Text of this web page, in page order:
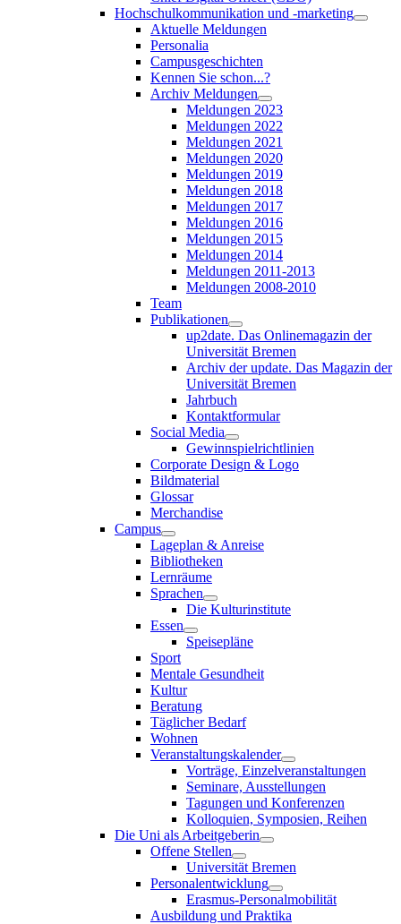
Hochschulkommunikation und -marketing
Aktuelle Meldungen
Personalia
Campusgeschichten
Kennen Sie schon...?
Archiv Meldungen
Meldungen 2023
Meldungen 2022
Meldungen 2021
Meldungen 2020
Meldungen 2019
Meldungen 2018
Meldungen 2017
Meldungen 2016
Meldungen 2015
Meldungen 2014
Meldungen 2011-2013
Meldungen 2008-2010
Team
Publikationen
up2date. Das Onlinemagazin der
Universität Bremen
Archiv der update. Das Magazin der
Universität Bremen
Jahrbuch
Kontaktformular
Social Media
Gewinnspielrichtlinien
Corporate Design & Logo
Bildmaterial
Glossar
Merchandise
Campus
Lageplan & Anreise
Bibliotheken
Lernräume
Sprachen
Die Kulturinstitute
Essen
Speisepläne
Sport
Mentale Gesundheit
Kultur
Beratung
Täglicher Bedarf
Wohnen
Veranstaltungskalender
Vorträge, Einzelveranstaltungen
Seminare, Ausstellungen
Tagungen und Konferenzen
Kolloquien, Symposien, Reihen
Die Uni als Arbeitgeberin
Offene Stellen
Universität Bremen
Personalentwicklung
Erasmus-Personalmobilität
Ausbildung und Praktika